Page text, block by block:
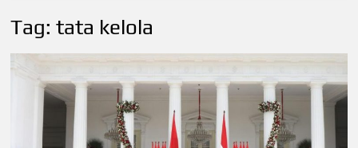
Tag:tata kelola